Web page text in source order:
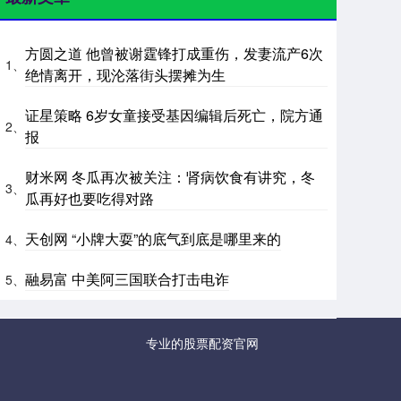
1、
方圆之道 他曾被谢霆锋打成重伤，发妻流产6次
绝情离开，现沦落街头摆摊为生
2、
证星策略 6岁女童接受基因编辑后死亡，院方通
报
3、
财米网 冬瓜再次被关注：肾病饮食有讲究，冬
瓜再好也要吃得对路
4、 天创网 “小牌大耍”的底气到底是哪里来的
5、 融易富 中美阿三国联合打击电诈
专业的股票配资官网